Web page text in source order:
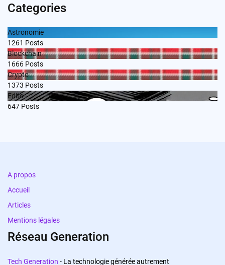
Categories
Astronomie
1261 Posts
Blockchain
1666 Posts
Crypto
1373 Posts
Edito
647 Posts
A propos
Accueil
Articles
Mentions légales
Réseau Generation
Tech Generation - La technologie générée autrement